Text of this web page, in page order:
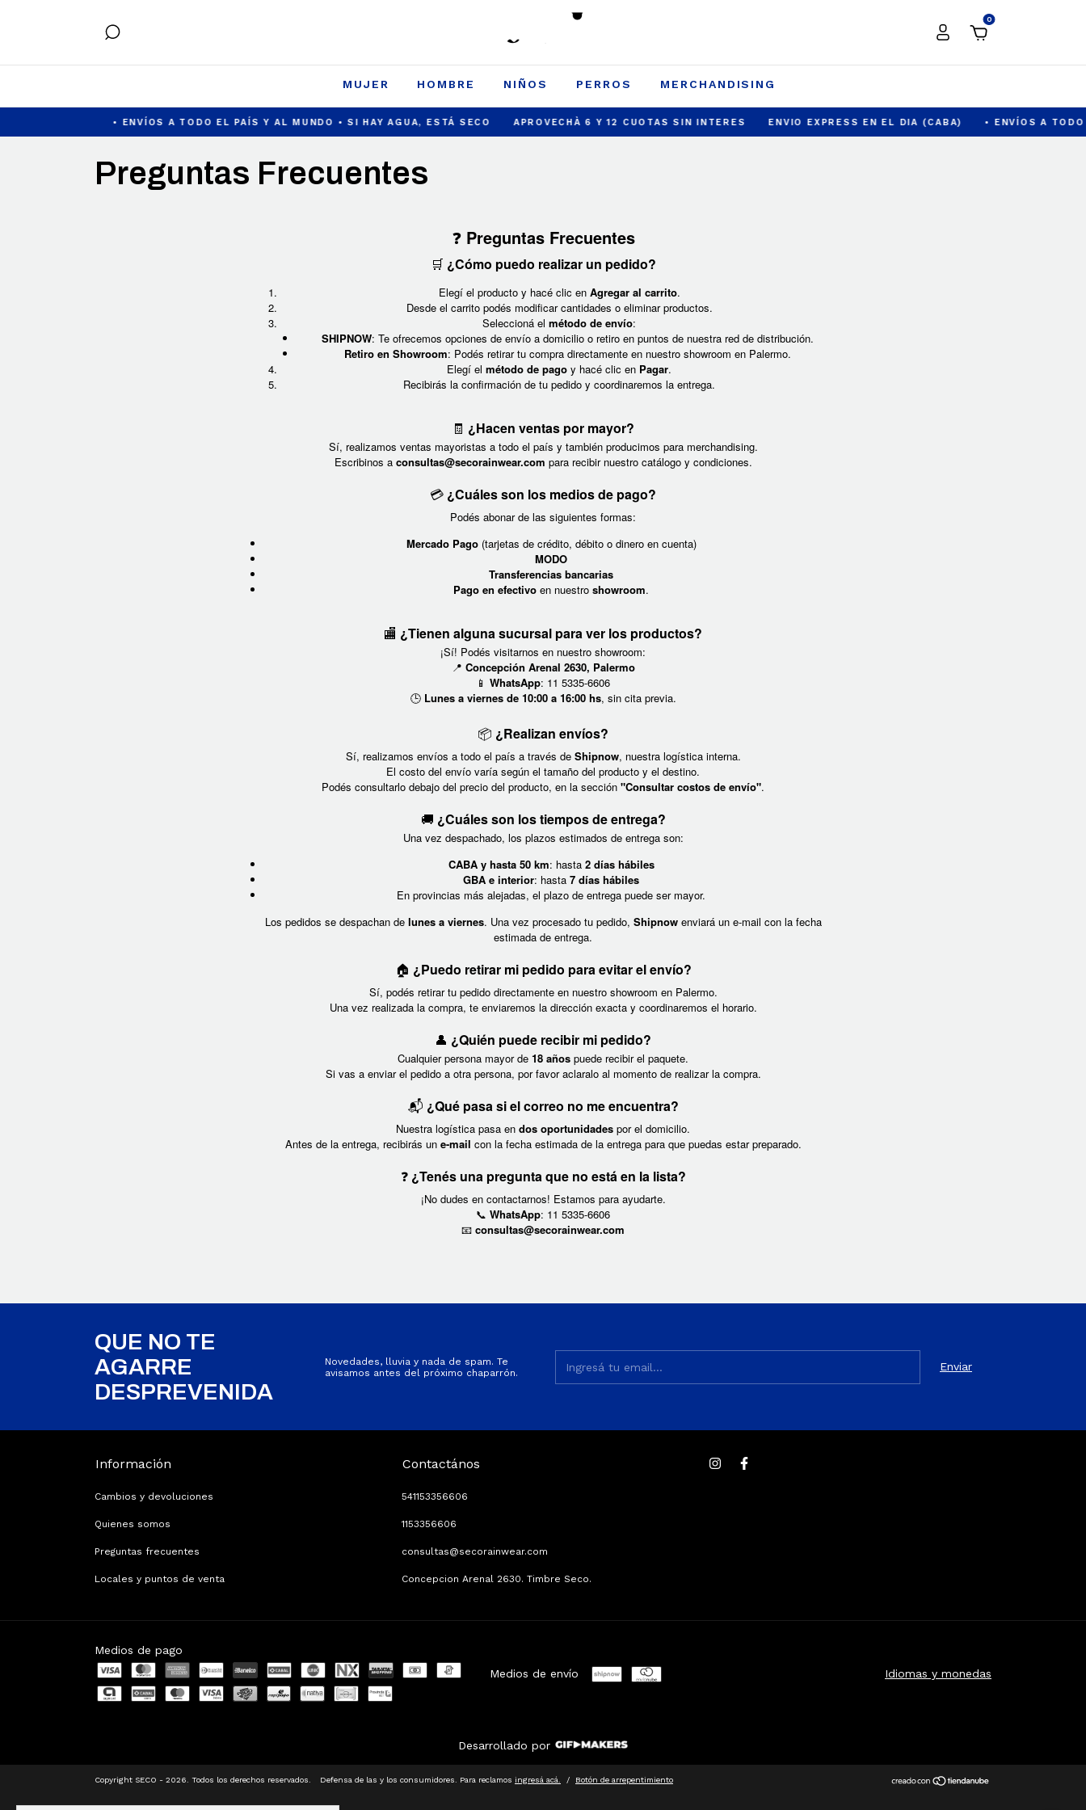
0
MUJER HOMBRE NIÑOS PERROS MERCHANDISING
• ENVÍOS A TODO EL PAÍS Y AL MUNDO • SI HAY AGUA, ESTÁ SECO APROVECHÀ 6 Y 12 CUOTAS SIN INTERES ENVIO EXPRESS EN EL DIA (CABA) • ENVÍOS A TODO
Preguntas Frecuentes
❓Preguntas Frecuentes
🛒 ¿Cómo puedo realizar un pedido?
Elegí el producto y hacé clic en Agregar al carrito.
Desde el carrito podés modificar cantidades o eliminar productos.
Seleccioná el método de envío:
SHIPNOW: Te ofrecemos opciones de envío a domicilio o retiro en puntos de nuestra red de distribución.
Retiro en Showroom: Podés retirar tu compra directamente en nuestro showroom en Palermo.
Elegí el método de pago y hacé clic en Pagar.
Recibirás la confirmación de tu pedido y coordinaremos la entrega.
🧾 ¿Hacen ventas por mayor?
Sí, realizamos ventas mayoristas a todo el país y también producimos para merchandising.
Escribinos a consultas@secorainwear.com para recibir nuestro catálogo y condiciones.
💳 ¿Cuáles son los medios de pago?
Podés abonar de las siguientes formas:
Mercado Pago(tarjetas de crédito, débito o dinero en cuenta)
MODO
Transferencias bancarias
Pago en efectivo en nuestro showroom.
🏬 ¿Tienen alguna sucursal para ver los productos?
¡Sí! Podés visitarnos en nuestro showroom:
📍 Concepción Arenal 2630, Palermo
📱 WhatsApp: 11 5335-6606
🕒 Lunes a viernes de 10:00 a 16:00 hs, sin cita previa.
📦 ¿Realizan envíos?
Sí, realizamos envíos a todo el país a través de Shipnow, nuestra logística interna.
El costo del envío varía según el tamaño del producto y el destino.
Podés consultarlo debajo del precio del producto, en la sección "Consultar costos de envío".
🚚 ¿Cuáles son los tiempos de entrega?
Una vez despachado, los plazos estimados de entrega son:
CABA y hasta 50 km: hasta 2 días hábiles
GBA e interior: hasta 7 días hábiles
En provincias más alejadas, el plazo de entrega puede ser mayor.
Los pedidos se despachan de lunes a viernes. Una vez procesado tu pedido, Shipnowenviará un e-mail con la fecha
estimada de entrega.
🏠 ¿Puedo retirar mi pedido para evitar el envío?
Sí, podés retirar tu pedido directamente en nuestro showroom en Palermo.
Una vez realizada la compra, te enviaremos la dirección exacta y coordinaremos el horario.
👤 ¿Quién puede recibir mi pedido?
Cualquier persona mayor de 18 años puede recibir el paquete.
Si vas a enviar el pedido a otra persona, por favor aclaralo al momento de realizar la compra.
📬 ¿Qué pasa si el correo no me encuentra?
Nuestra logística pasa en dos oportunidades por el domicilio.
Antes de la entrega, recibirás un e-mail con la fecha estimada de la entrega para que puedas estar preparado.
❓¿Tenés una pregunta que no está en la lista?
¡No dudes en contactarnos! Estamos para ayudarte.
📞 WhatsApp: 11 5335-6606
📧 consultas@secorainwear.com
QUE NO TE
AGARRE
DESPREVENIDA
Novedades, lluvia y nada de spam. Te
avisamos antes del próximo chaparrón.
Información
Cambios y devoluciones
Quienes somos
Preguntas frecuentes
Locales y puntos de venta
Contactános
541153356606
1153356606
consultas@secorainwear.com
Concepcion Arenal 2630. Timbre Seco.
Medios de pago
Medios de envío
Idiomas y monedas
Desarrollado por
Copyright SECO - 2026. Todos los derechos reservados. Defensa de las y los consumidores. Para reclamos ingresá acá. / Botón de arrepentimiento